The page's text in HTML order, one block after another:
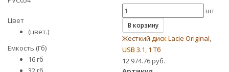
Цвет
(цвет.)
Емкость (Гб)
16 гб
шт
В корзину
Жесткий диск Lacie Original,
USB 3.1, 1 Тб
12 974.76 руб.